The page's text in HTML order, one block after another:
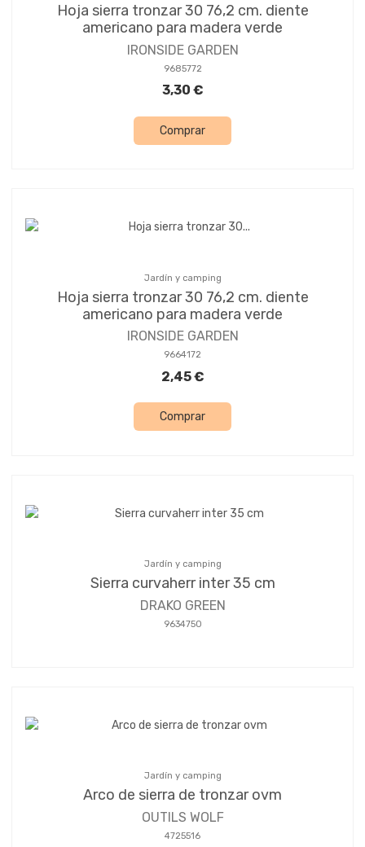
Hoja sierra tronzar 30 76,2 cm. diente
americano para madera verde
IRONSIDE GARDEN
9685772
3,30 €
Comprar
Jardín y camping
Hoja sierra tronzar 30 76,2 cm. diente
americano para madera verde
IRONSIDE GARDEN
9664172
2,45 €
Comprar
Jardín y camping
Sierra curvaherr inter 35 cm
DRAKO GREEN
9634750
Jardín y camping
Arco de sierra de tronzar ovm
OUTILS WOLF
4725516